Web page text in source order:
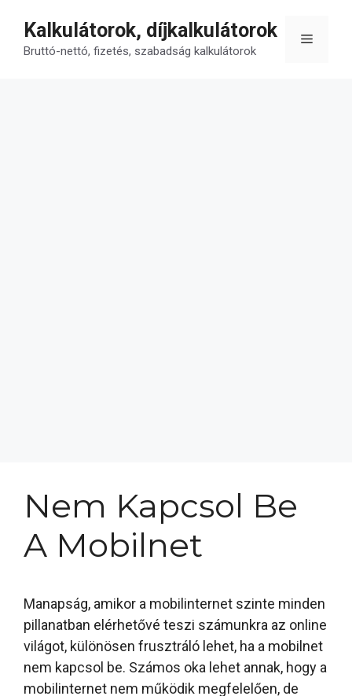
tartalomba
Kalkulátorok, díjkalkulátorok
Bruttó-nettó, fizetés, szabadság kalkulátorok
Menü
Nem Kapcsol Be
A Mobilnet
Manapság, amikor a mobilinternet szinte minden
pillanatban elérhetővé teszi számunkra az online
világot, különösen frusztráló lehet, ha a mobilnet
nem kapcsol be. Számos oka lehet annak, hogy a
mobilinternet nem működik megfelelően, de